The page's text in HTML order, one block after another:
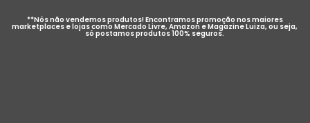
**Nós não vendemos produtos! Encontramos promoção nos maiores
marketplaces e lojas como Mercado Livre, Amazon e Magazine Luiza, ou seja,
só postamos produtos 100% seguros.